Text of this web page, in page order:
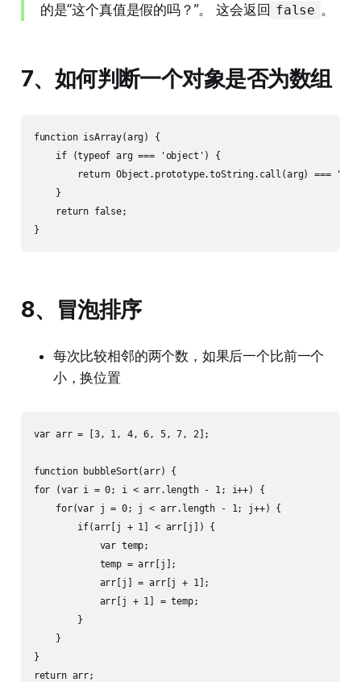
的是“这个真值是假的吗？”。 这会返回 false 。
7、如何判断一个对象是否为数组
function isArray(arg) {
    if (typeof arg === 'object') {
return Object.prototype.toString.call(arg) ===
    }
    return false;
8、冒泡排序
每次比较相邻的两个数，如果后一个比前一个
小，换位置
var arr = [3, 1, 4, 6, 5, 7, 2];
function bubbleSort(arr) {
for (var i = 0; i < arr.length - 1; i++) {
    for(var j = 0; j < arr.length - 1; j++) {
        if(arr[j + 1] < arr[j]) {
            var temp;
            temp = arr[j];
            arr[j] = arr[j + 1];
            arr[j + 1] = temp;
        }
    }
}
return arr;